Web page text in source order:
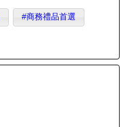
#商務禮品首選